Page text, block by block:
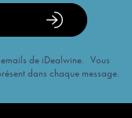
de iDealwine. Vous
dans chaque message.